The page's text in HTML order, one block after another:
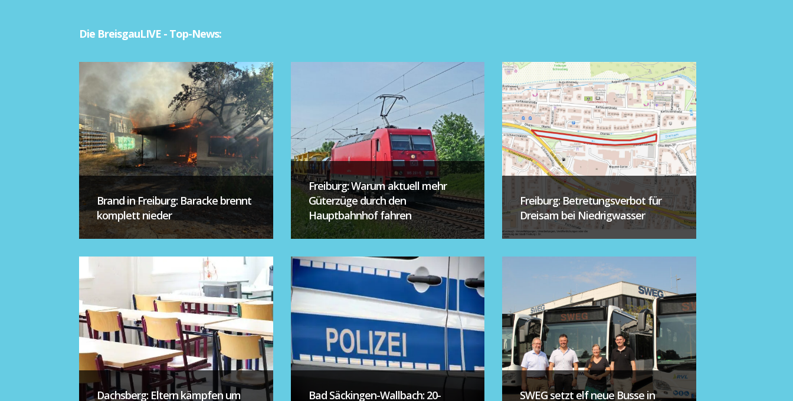
Die BreisgauLIVE - Top-News:
Brand in Freiburg: Baracke brennt
komplett nieder
Freiburg: Warum aktuell mehr
Güterzüge durch den
Hauptbahnhof fahren
Freiburg: Betretungsverbot für
Dreisam bei Niedrigwasser
Dachsberg: Eltern kämpfen um
Bad Säckingen-Wallbach: 20-
SWEG setzt elf neue Busse in